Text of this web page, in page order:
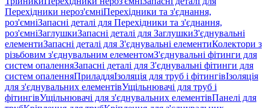
Перехідники нероз'ємніПерехідники та з'єднання,
роз'ємніЗапасні деталі для Перехідники та з'єднання,
роз'ємніЗаглушкиЗапасні деталі для ЗаглушкиЗ'єднувальні
елементиЗапасні деталі для З'єднувальні елементиКолектори з
різьбовим з'єднувальним елементомЗ'єднувальні фітинги для
систем опаленняЗапасні деталі для З'єднувальні фітинги для
систем опаленняПриладдяІзоляція для труб і фітингівІзоляція
для з'єднувальних елементівУщільнювачі для труб і
фітингівУщільнювачі для з'єднувальних елементівПанелі для